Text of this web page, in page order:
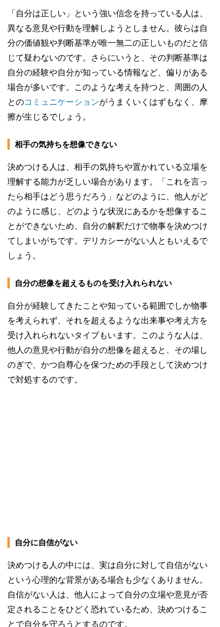
「自分は正しい」という強い信念を持っている人は、
異なる意見や行動を理解しようとしません。彼らは自
分の価値観や判断基準が唯一無二の正しいものだと信
じて疑わないのです。さらにいうと、その判断基準は
自分の経験や自分が知っている情報など、偏りがある
場合が多いです。このような考えを持つと、周囲の人
とのコミュニケーションがうまくいくはずもなく、摩
擦が生じるでしょう。
相手の気持ちを想像できない
決めつける人は、相手の気持ちや置かれている立場を
理解する能力が乏しい場合があります。「これを言っ
たら相手はどう思うだろう」などのように、他人がど
のように感じ、どのような状況にあるかを想像するこ
とができないため、自分の解釈だけで物事を決めつけ
てしまいがちです。デリカシーがない人ともいえるで
しょう。
自分の想像を超えるものを受け入れられない
自分が経験してきたことや知っている範囲でしか物事
を考えられず、それを超えるような出来事や考え方を
受け入れられないタイプもいます。このような人は、
他人の意見や行動が自分の想像を超えると、その場し
のぎで、かつ自尊心を保つための手段として決めつけ
で対処するのです。
自分に自信がない
決めつける人の中には、実は自分に対して自信がない
という心理的な背景がある場合も少なくありません。
自信がない人は、他人によって自分の立場や意見が否
定されることをひどく恐れているため、決めつけるこ
とで自分を守ろうとするのです。